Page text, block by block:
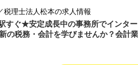
税理士法人松本の求人情報
すぐ★安定成長中の事務所でインタ
の税務・会計を学びませんか？会計